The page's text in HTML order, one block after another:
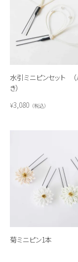
水引ミニピンセット
き）
¥3,080 税込
菊ミニピン1本